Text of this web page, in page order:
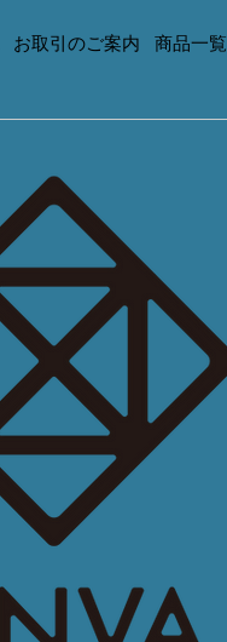
お取引のご案内 商品一覧